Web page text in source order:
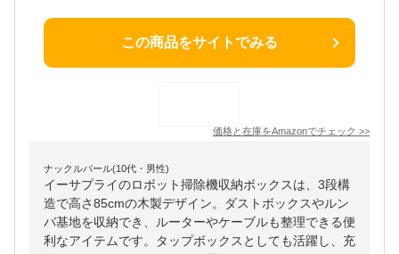
この商品をサイトでみる
価格と在庫をAmazonでチェック >>
ナックルバール(10代・男性)
イーサプライのロボット掃除機収納ボックスは、3段構
造で高さ85cmの木製デザイン。ダストボックスやルン
バ基地を収納でき、ルーターやケーブルも整理できる便
利なアイテムです。タップボックスとしても活躍し、充